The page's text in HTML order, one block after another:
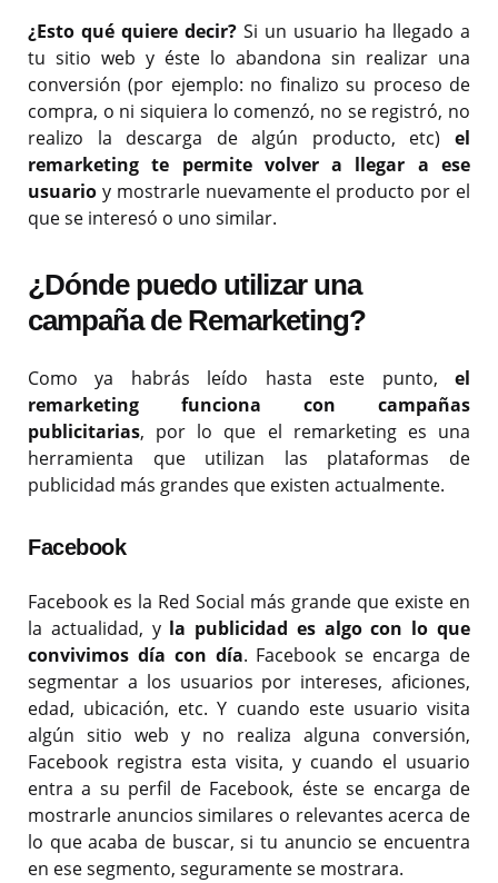
¿Esto qué quiere decir? Si un usuario ha llegado a
tu sitio web y éste lo abandona sin realizar una
conversión (por ejemplo: no finalizo su proceso de
compra, o ni siquiera lo comenzó, no se registró, no
realizo la descarga de algún producto, etc) el
remarketing te permite volver a llegar a ese
usuario y mostrarle nuevamente el producto por el
que se interesó o uno similar.
¿Dónde puedo utilizar una
campaña de Remarketing?
Como ya habrás leído hasta este punto, el
remarketing funciona con campañas
publicitarias, por lo que el remarketing es una
herramienta que utilizan las plataformas de
publicidad más grandes que existen actualmente.
Facebook
Facebook es la Red Social más grande que existe en
la actualidad, y la publicidad es algo con lo que
convivimos día con día. Facebook se encarga de
segmentar a los usuarios por intereses, aficiones,
edad, ubicación, etc. Y cuando este usuario visita
algún sitio web y no realiza alguna conversión,
Facebook registra esta visita, y cuando el usuario
entra a su perfil de Facebook, éste se encarga de
mostrarle anuncios similares o relevantes acerca de
lo que acaba de buscar, si tu anuncio se encuentra
en ese segmento, seguramente se mostrara.